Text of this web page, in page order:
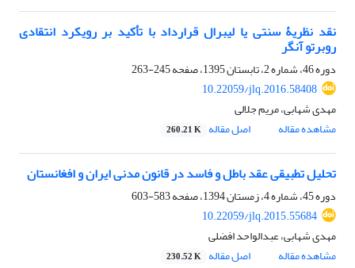
نقد نظریۀ سنتی یا لیبرال قرارداد با تأکید بر رویکرد انتقادی
روبرتو آنگر
دوره 46، شماره 2، تابستان 1395، صفحه
245-263
10.22059/jlq.2016.58408
مهدی شهابی، مریم جلالی
مشاهده مقاله
اصل مقاله 260.21 K
تحلیل تطبیقی عقد باطل و فاسد در قانون مدنی ایران و افغانستان
دوره 45، شماره 4، زمستان 1394، صفحه
583-603
10.22059/jlq.2015.55684
مهدی شهابی، عبدالواحد افضلی
مشاهده مقاله
اصل مقاله 230.52 K